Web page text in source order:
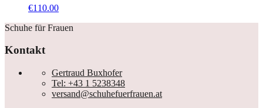
€110.00
Schuhe für Frauen
Kontakt
Gertraud Buxhofer
Tel: +43 1 5238348
versand@schuhefuerfrauen.at